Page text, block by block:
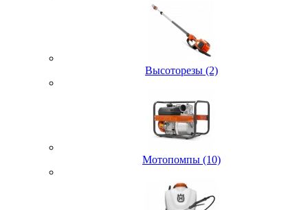
Высоторезы (2)
Мотопомпы (10)